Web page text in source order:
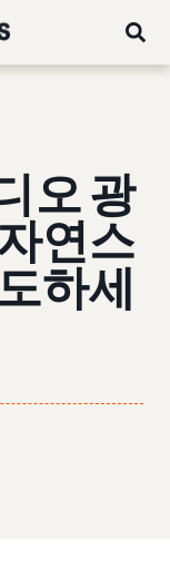
오 광
연스
하세